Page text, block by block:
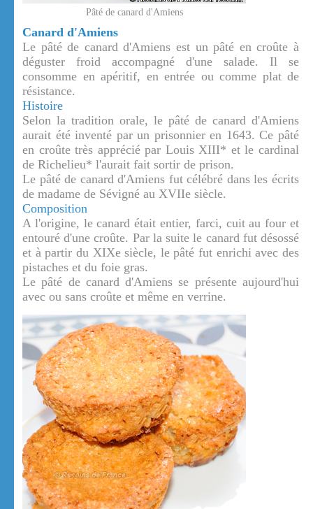
Pâté de canard d'Amiens
Canard d'Amiens
Le pâté de canard d'Amiens est un pâté en croûte à
déguster froid accompagné d'une salade. Il se
consomme en apéritif, en entrée ou comme plat de
résistance.
Histoire
Selon la tradition orale, le pâté de canard d'Amiens
aurait été inventé par un prisonnier en 1643. Ce pâté
en croûte très apprécié par Louis XIII* et le cardinal
de Richelieu* l'aurait fait sortir de prison.
Le pâté de canard d'Amiens fut célébré dans les écrits
de madame de Sévigné au XVIIe siècle.
Composition
A l'origine, le canard était entier, farci, cuit au four et
entouré d'une croûte. Par la suite le canard fut désossé
et à partir du XIXe siècle, le pâté fut enrichi avec des
pistaches et du foie gras.
Le pâté de canard d'Amiens se présente aujourd'hui
avec ou sans croûte et même en verrine.